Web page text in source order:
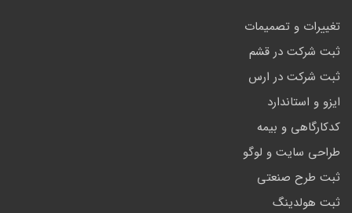
تغییرات و تصمیمات
ثبت شرکت در قشم
ثبت شرکت در ارس
ایزو و استاندارد
کدکارگاهی و بیمه
طراحی سایت و لوگو
ثبت طرح صنعتی
ثبت هولدینگ